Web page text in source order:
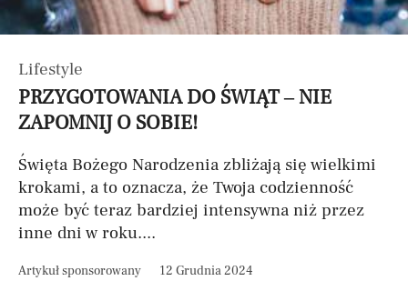
Lifestyle
PRZYGOTOWANIA DO ŚWIĄT – NIE
ZAPOMNIJ O SOBIE!
Święta Bożego Narodzenia zbliżają się wielkimi
krokami, a to oznacza, że Twoja codzienność
może być teraz bardziej intensywna niż przez
inne dni w roku....
Artykuł sponsorowany 12 Grudnia 2024